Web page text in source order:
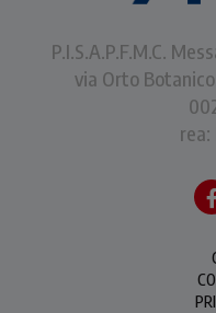
P.I.S.A.P.F.M.C.
via Orto
rea: